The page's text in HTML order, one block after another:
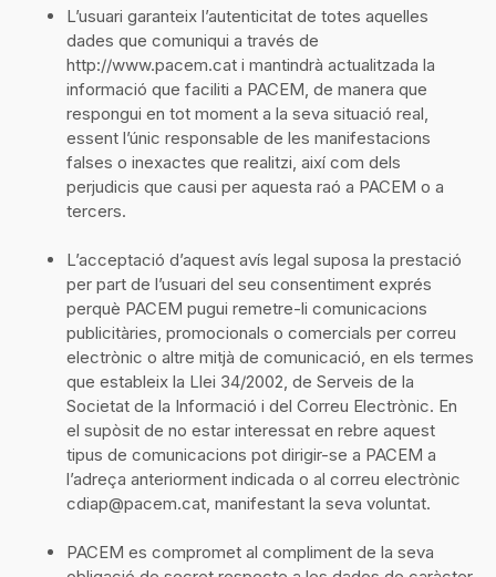
L’usuari garanteix l’autenticitat de totes aquelles
dades que comuniqui a través de
http://www.pacem.cat i mantindrà actualitzada la
informació que faciliti a PACEM, de manera que
respongui en tot moment a la seva situació real,
essent l’únic responsable de les manifestacions
falses o inexactes que realitzi, així com dels
perjudicis que causi per aquesta raó a PACEM o a
tercers.
L’acceptació d’aquest avís legal suposa la prestació
per part de l’usuari del seu consentiment exprés
perquè PACEM pugui remetre-li comunicacions
publicitàries, promocionals o comercials per correu
electrònic o altre mitjà de comunicació, en els termes
que estableix la Llei 34/2002, de Serveis de la
Societat de la Informació i del Correu Electrònic. En
el supòsit de no estar interessat en rebre aquest
tipus de comunicacions pot dirigir-se a PACEM a
l’adreça anteriorment indicada o al correu electrònic
cdiap@pacem.cat, manifestant la seva voluntat.
PACEM es compromet al compliment de la seva